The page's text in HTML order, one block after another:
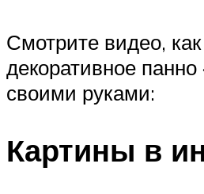
Смотрите видео,
декоративное
своими руками:
Картины в